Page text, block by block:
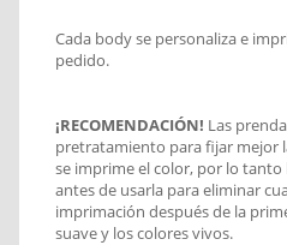
Cada body se personaliza e
pedido.
¡RECOMENDACIÓN! Las
pretratamiento para fijar mejor
se imprime el color, por lo
antes de usarla para eliminar
imprimación después de la
suave y los colores vivos.